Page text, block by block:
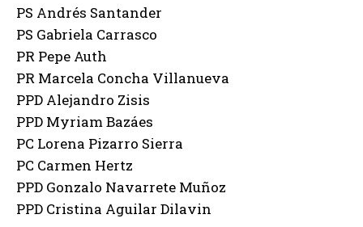
PS Andrés Santander
PS Gabriela Carrasco
PR Pepe Auth
PR Marcela Concha Villanueva
PPD Alejandro Zisis
PPD Myriam Bazáes
PC Lorena Pizarro Sierra
PC Carmen Hertz
PPD Gonzalo Navarrete Muñoz
PPD Cristina Aguilar Dilavin